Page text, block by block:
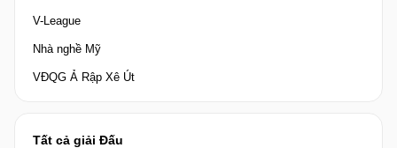
V-League
Nhà nghề Mỹ
VĐQG Ả Rập Xê Út
Tất cả giải Đấu